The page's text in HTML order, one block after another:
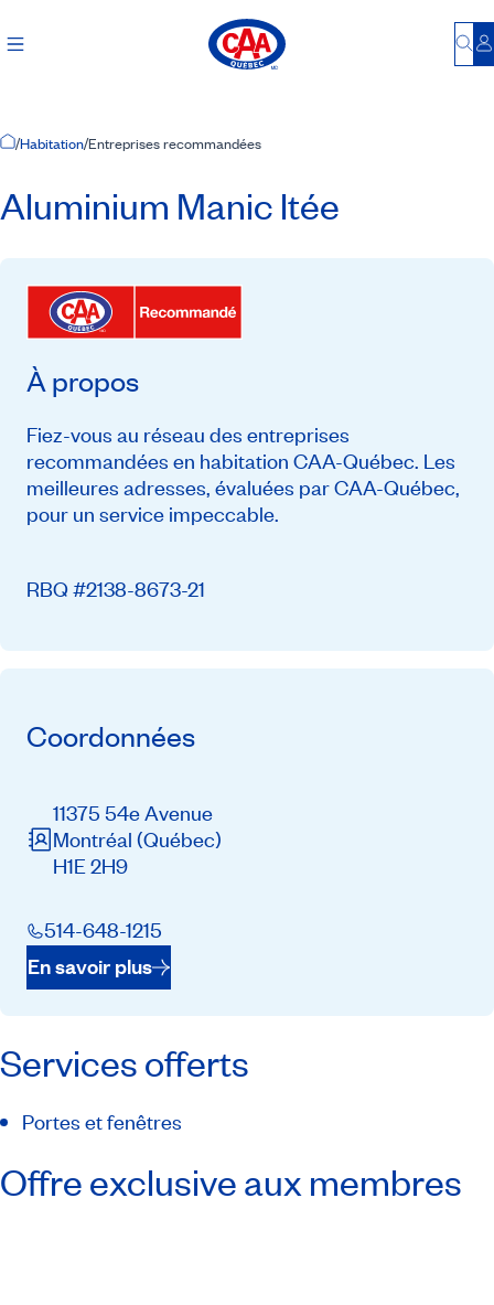
Accueil
/Habitation/Entreprises recommandées
Aluminium Manic ltée
À propos
Fiez-vous au réseau des entreprises
recommandées en habitation CAA-Québec. Les
meilleures adresses, évaluées par CAA-Québec,
pour un service impeccable.
RBQ #2138-8673-21
Coordonnées
11375 54e Avenue
Montréal (Québec)
H1E 2H9
514-648-1215
En savoir plus
Services offerts
Portes et fenêtres
Offre exclusive aux membres